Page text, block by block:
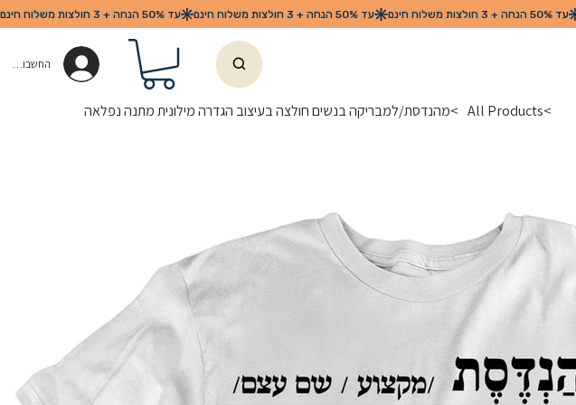
החשבון שלי
>
All Products
>מהנדסת/למבריקה בנשים חולצה בעיצוב הגדרה מילונית מתנה נפלאה